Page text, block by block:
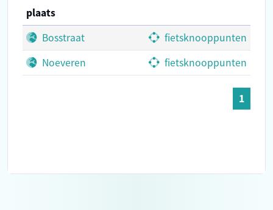
plaats
Bosstraat
fietsknooppunten
Noeveren
fietsknooppunten
1